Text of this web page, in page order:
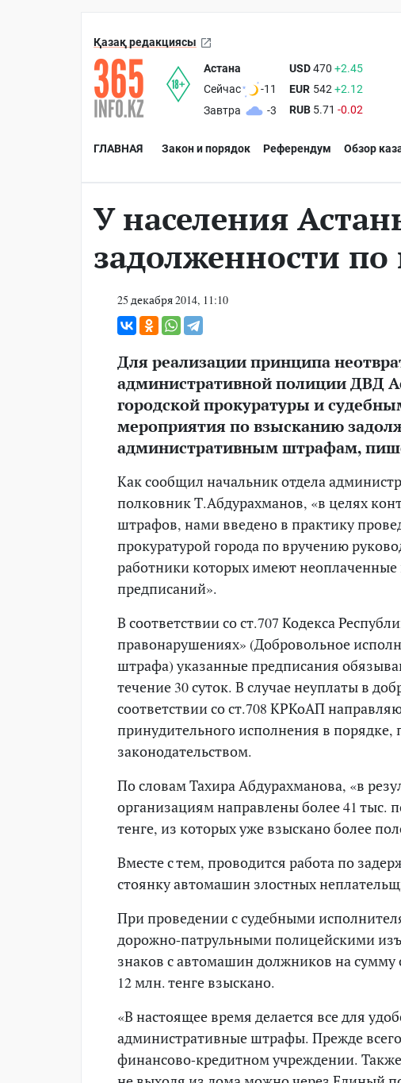
Қазақ редакциясы
Астана
Сейчас
-11
Завтра
-3
USD470 +2.45
EUR 542 +2.12
RUB 5.71 -0.02
ГЛАВНАЯ Закон и порядок Референдум Обзор
У населения
задолженности
25 декабря 2014, 11:10
Для реализации принципа
административной полиции ДВД
городской прокуратуры и
мероприятия по взысканию
административным штрафам,
Как сообщил начальник отдела
полковник Т.Абдурахманов, «в целях
штрафов, нами введено в практику
прокуратурой города по вручению
работники которых имеют
предписаний».
В соответствии со ст.707 Кодекса
правонарушениях» (Добровольное
штрафа) указанные предписания
течение 30 суток. В случае неуплаты в
соответствии со ст.708 КРКоАП
принудительного исполнения в
законодательством.
По словам Тахира Абдурахманова, «в
организациям направлены более 41 тыс.
тенге, из которых уже взыскано более
Вместе с тем, проводится работа по
стоянку автомашин злостных
При проведении с судебными
дорожно-патрульными полицейскими
знаков с автомашин должников на сумму
12 млн. тенге взыскано.
«В настоящее время делается все для
административные штрафы. Прежде
финансово-кредитном учреждении.